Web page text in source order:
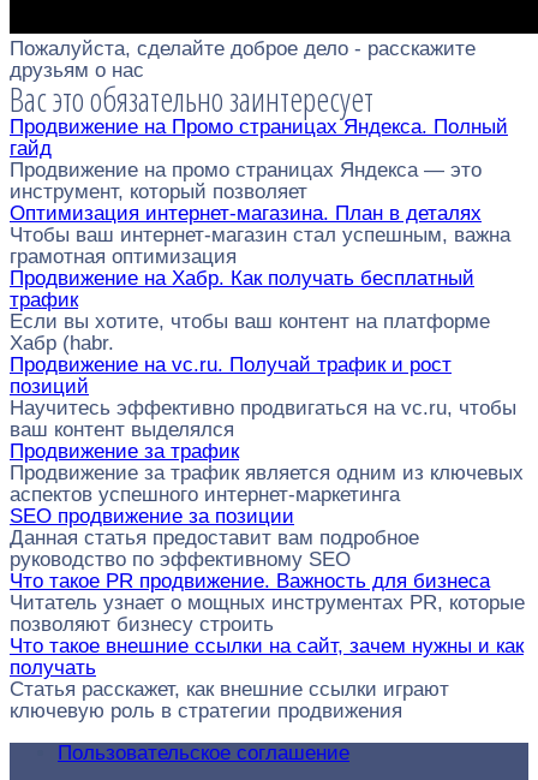
Пожалуйста, сделайте доброе дело - расскажите
друзьям о нас
Вас это обязательно заинтересует
Продвижение на Промо страницах Яндекса. Полный
гайд
Продвижение на промо страницах Яндекса — это
инструмент, который позволяет
Оптимизация интернет-магазина. План в деталях
Чтобы ваш интернет-магазин стал успешным, важна
грамотная оптимизация
Продвижение на Хабр. Как получать бесплатный
трафик
Если вы хотите, чтобы ваш контент на платформе
Хабр (habr.
Продвижение на vc.ru. Получай трафик и рост
позиций
Научитесь эффективно продвигаться на vc.ru, чтобы
ваш контент выделялся
Продвижение за трафик
Продвижение за трафик является одним из ключевых
аспектов успешного интернет-маркетинга
SEO продвижение за позиции
Данная статья предоставит вам подробное
руководство по эффективному SEO
Что такое PR продвижение. Важность для бизнеса
Читатель узнает о мощных инструментах PR, которые
позволяют бизнесу строить
Что такое внешние ссылки на сайт, зачем нужны и как
получать
Статья расскажет, как внешние ссылки играют
ключевую роль в стратегии продвижения
Пользовательское соглашение